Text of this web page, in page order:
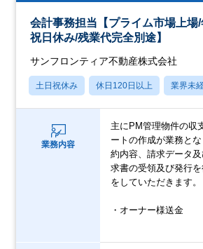
会計事務担当【プライム市場上場/
祝日休み/残業代完全別途】
サンフロンティア不動産株式会社
土日祝休み 休日120日以上 業界未
業務内容
主にPM管理物件の収
ートの作成が業務と
約内容、請求データ
求書の受領及び発行
をしていただきます。
・オーナー様送金